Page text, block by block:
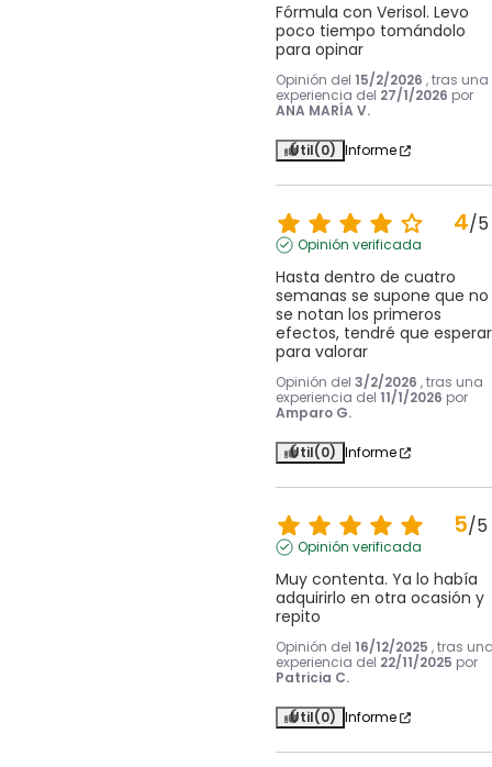
Fórmula con Verisol. Levo
poco tiempo tomándolo
para opinar
Opinión del 15/2/2026 , tras una
experiencia del 27/1/2026 por
ANA MARÍA V.
Útil(0) Informe
4/5
Opinión verificada
Hasta dentro de cuatro
semanas se supone que no
se notan los primeros
efectos, tendré que esperar
para valorar
Opinión del 3/2/2026 , tras una
experiencia del 11/1/2026 por
Amparo G.
Útil(0) Informe
5/5
Opinión verificada
Muy contenta. Ya lo había
adquirirlo en otra ocasión y
repito
Opinión del 16/12/2025 , tras
experiencia del 22/11/2025 por
Patricia C.
Útil(0) Informe